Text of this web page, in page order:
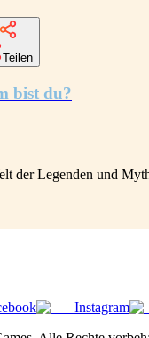
Teilen
bist du?
der Legenden und
Instagram